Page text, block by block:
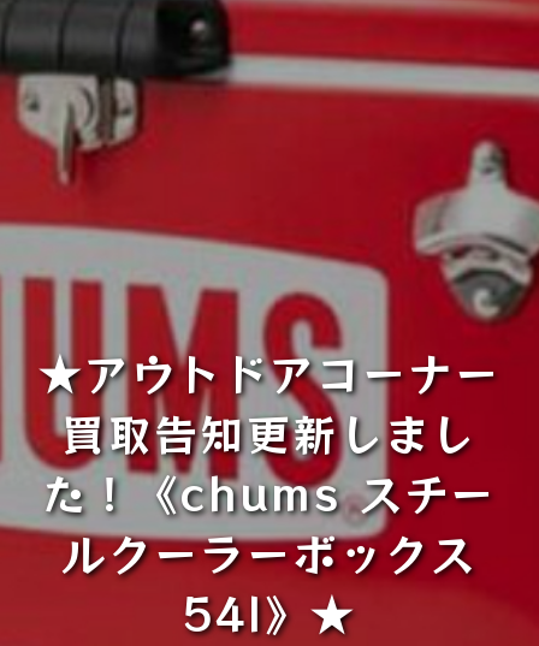
★アウトドアコーナー
買取告知更新しまし
た！《chums スチー
ルクーラーボックス
54l》★